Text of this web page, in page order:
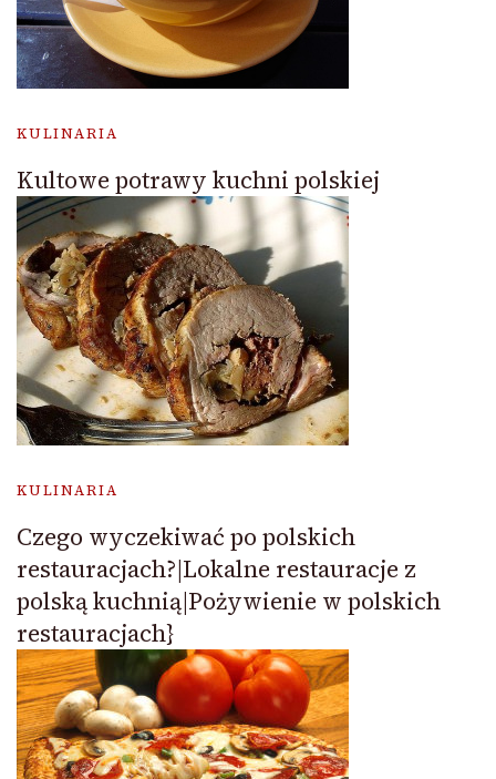
KULINARIA
Kultowe potrawy kuchni polskiej
KULINARIA
Czego wyczekiwać po polskich
restauracjach?|Lokalne restauracje z
polską kuchnią|Pożywienie w polskich
restauracjach}